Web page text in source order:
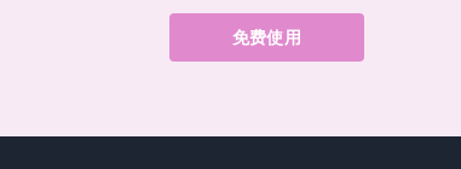
免费使用